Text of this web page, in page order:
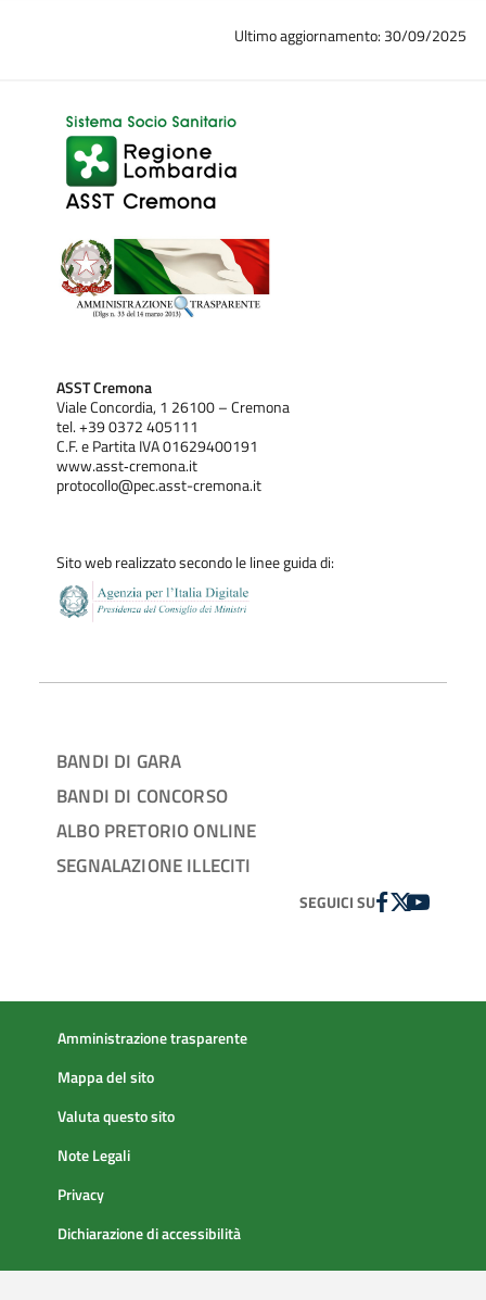
Ultimo aggiornamento: 30/09/2025
ASST Cremona
Viale Concordia, 1 26100 – Cremona
tel. +39 0372 405111
C.F. e Partita IVA 01629400191
www.asst‐cremona.it
protocollo@pec.asst-cremona.it
Sito web realizzato secondo le linee guida di:
BANDI DI GARA
BANDI DI CONCORSO
ALBO PRETORIO ONLINE
SEGNALAZIONE ILLECITI
SEGUICI SUFACEBOOK
TWITTER
YOUTUBE
Amministrazione trasparente
Mappa del sito
Valuta questo sito
Note Legali
Privacy
Dichiarazione di accessibilità